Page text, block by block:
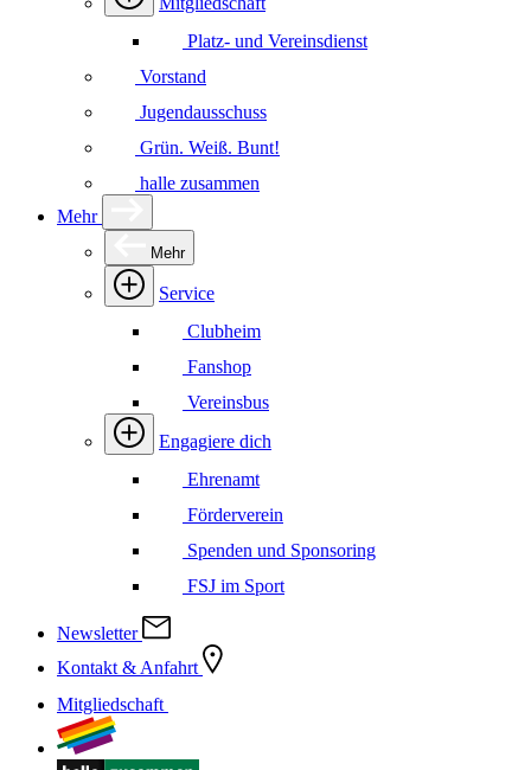
Platz- und Vereinsdienst
Vorstand
Jugendausschuss
Grün. Weiß. Bunt!
halle zusammen
Mehr
Mehr
Service
Clubheim
Fanshop
Vereinsbus
Engagiere dich
Ehrenamt
Förderverein
Spenden und Sponsoring
FSJ im Sport
Newsletter
Kontakt & Anfahrt
Mitgliedschaft